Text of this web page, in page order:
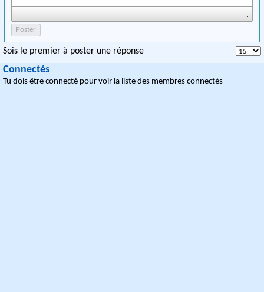
Sois le premier à poster une réponse
Connectés
Tu dois être connecté pour voir la liste des membres connectés